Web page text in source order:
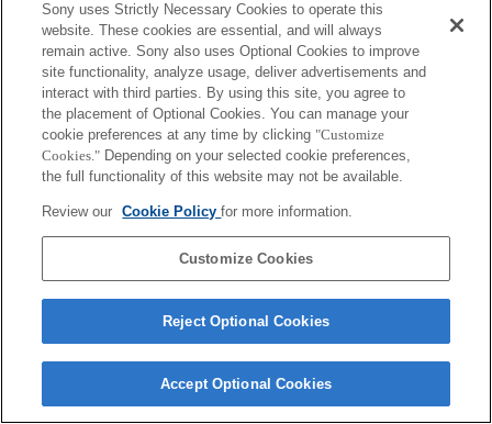
プレスリリース
ご利用条件
プライバシーポリシー
Sony uses Strictly Necessary Cookies to operate this
website. These cookies are essential, and will always
remain active. Sony also uses Optional Cookies to improve
site functionality, analyze usage, deliver advertisements and
interact with third parties. By using this site, you agree to
the placement of Optional Cookies. You can manage your
cookie preferences at any time by clicking "Customize
Cookies." Depending on your selected cookie preferences,
the full functionality of this website may not be available.
Review our Cookie Policyfor more information.
Customize Cookies
Reject Optional Cookies
Accept Optional Cookies